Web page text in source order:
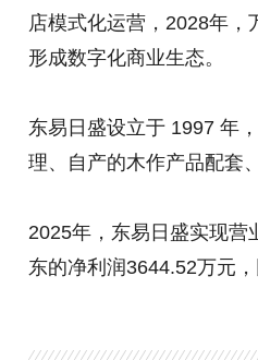
店模式化运营，2028年
形成数字化商业生态。
东易日盛设立于 1997 年
理、自产的木作产品配套
2025年，东易日盛实现营
东的净利润3644.52万元